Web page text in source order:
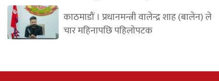
काठमाडौं । प्रधानमन्त्री वालेन्द्र शाह (बालेन) ले
चार महिनापछि पहिलोपटक